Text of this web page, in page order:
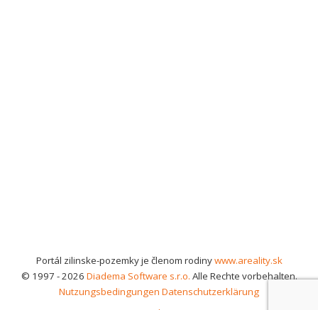
Portál zilinske-pozemky je členom rodinywww.areality.sk
© 1997 - 2026 Diadema Software s.r.o. Alle Rechte vorbehalten.
Nutzungsbedingungen Datenschutzerklärung